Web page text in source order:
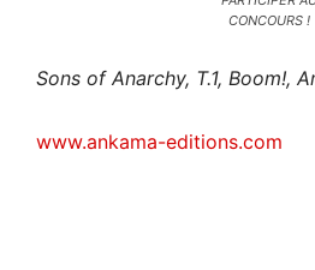
CONCOURS !
Sons of Anarchy, T.1, Boom!,
www.ankama-editions.com